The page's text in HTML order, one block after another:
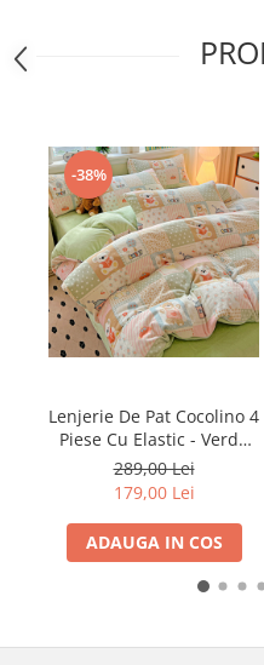
Bumbac Neted Nesatinat
Lenjerii Satin Premium
Lenjerii Jacquard
Lenjerii Matase
Lenjerii Creponate
Lenjerii pentru PASTE
Set Lenjerie + Draperii Pat
-38%
Lenjerie De Pat Cocolino 4
Piese Cu Elastic - Verde
Cu Patratele
289,00 Lei
179,00 Lei
ADAUGA IN COS